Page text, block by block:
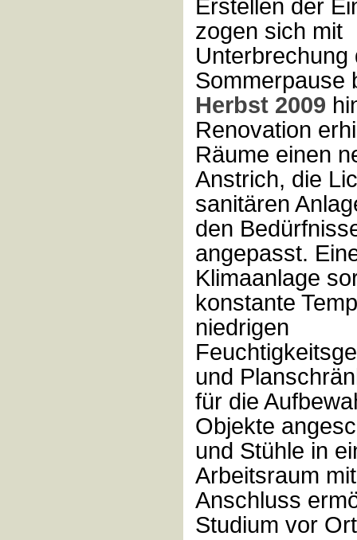
Erstellen der
zogen sich mit
Unterbrechung
Sommerpause
Herbst 2009
Renovation
Räume einen
Anstrich, die
sanitären
den
angepasst.
Klimaanlage
konstante
niedrigen
und
für die
Objekte
und Stühle in
Arbeitsraum
Anschluss
Studium vor